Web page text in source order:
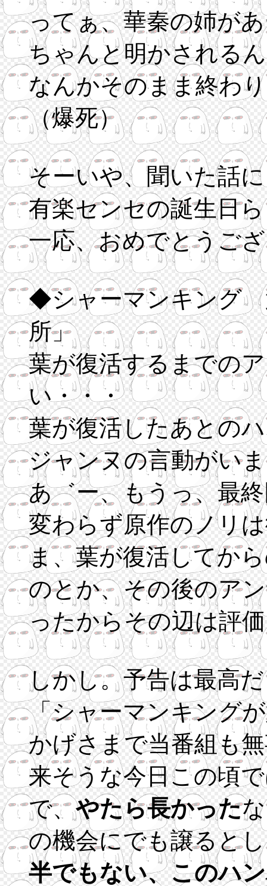
ってぁ、華秦の姉が
ちゃんと明かされる
なんかそのまま終わ
（爆死）
そーいや、聞いた話
有楽センセの誕生日
一応、おめでとうご
◆シャーマンキング
所」
葉が復活するまでの
い・・・
葉が復活したあとの
ジャンヌの言動がい
あ゛ー、もうっ、最
変わらず原作のノリ
ま、葉が復活してか
のとか、その後のア
ったからその辺は評
しかし。予告は最高
「シャーマンキング
かげさまで当番組も
来そうな今日この頃
で、やたら長かった
の機会にでも譲ると
半でもない、このハ